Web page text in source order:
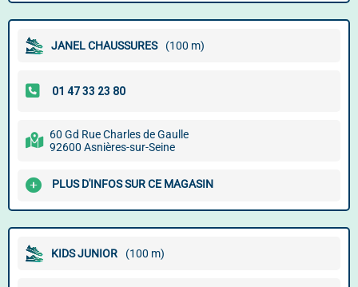
JANEL CHAUSSURES (100 m)
60 Gd Rue Charles de Gaulle
92600 Asnières-sur-Seine
PLUS D'INFOS SUR CE MAGASIN
KIDS JUNIOR (100 m)